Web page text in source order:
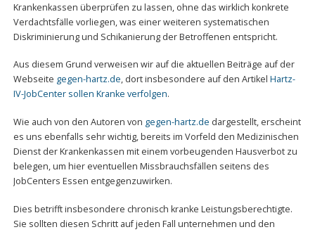
Krankenkassen überprüfen zu lassen, ohne das wirklich konkrete
Verdachtsfälle vorliegen, was einer weiteren systematischen
Diskriminierung und Schikanierung der Betroffenen entspricht.
Aus diesem Grund verweisen wir auf die aktuellen Beiträge auf der
Webseite gegen-hartz.de, dort insbesondere auf den Artikel Hartz-
IV-JobCenter sollen Kranke verfolgen.
Wie auch von den Autoren von gegen-hartz.de dargestellt, erscheint
es uns ebenfalls sehr wichtig, bereits im Vorfeld den Medizinischen
Dienst der Krankenkassen mit einem vorbeugenden Hausverbot zu
belegen, um hier eventuellen Missbrauchsfällen seitens des
JobCenters Essen entgegenzuwirken.
Dies betrifft insbesondere chronisch kranke Leistungsberechtigte.
Sie sollten diesen Schritt auf jeden Fall unternehmen und den